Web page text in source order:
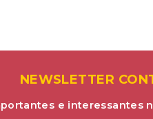
NEWSLETTER
e interessantes